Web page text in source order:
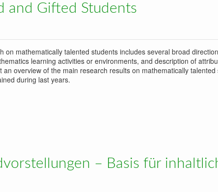
and Gifted Students
mathematically talented students includes several broad
learning activities or environments, and description of
overview of the main research results on mathematically talented
during last years.
– Basis für